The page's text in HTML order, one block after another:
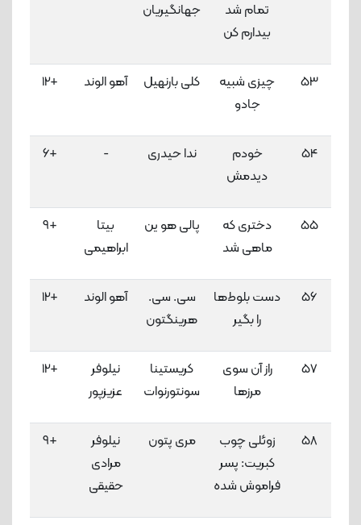
تمام شد
بیدارم کن
جهانگیریان
53
چیزی شبیه
جادو
کلی بارنهیل آهو الوند +12
54
خودم
دیدمش
ندا حیدری -
+6
55
دختری که
ماهی شد
پالی هو ین
بیتا
ابراهیمی
+9
56
دست بلوط‌ها
را بگیر
سی. سی.
هرینگتون
آهو الوند +12
57
راز آن سوی
مرزها
کریستینا
سونتورنوات
نیلوفر
عزیزپور
+12
58
زوئلی چوب
کبریت: پسر
فراموش شده
مری پتون
نیلوفر
مرادی
حقیقی
+9